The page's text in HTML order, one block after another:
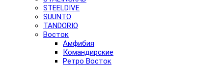
STEELDIVE
SUUNTO
TANDORIO
Восток
Амфибия
Командирские
Ретро Восток